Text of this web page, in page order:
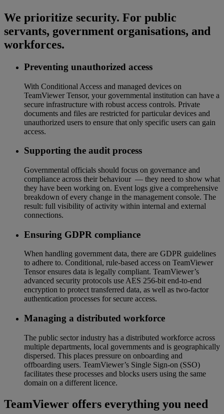
We prioritize security. For public
servants, government organisations, and
workforces.
Preventing unauthorized access
With Conditional Access and managed devices on
TeamViewer Tensor, your governmental institution can have a
secure infrastructure with robust access controls. Private
documents and files are restricted for particular devices and
unauthorized users to ensure that only specific users can gain
access.
Supporting the audit process
Governmental officials should focus on governance and
compliance across their behaviour — they need to show what
they have been working on. Event logs give a comprehensive
breakdown of every change in the management console. The
result: full visibility of activity within internal and external
connections.
Ensuring GDPR compliance
When handling government data, there are GDPR guidelines
to adhere to. Conditional, rule-based access on TeamViewer
Tensor ensures data is legally compliant. TeamViewer’s
advanced security protocols use AES 256-bit end-to-end
encryption to protect transferred data, as well as two-factor
authentication processes for secure access.
Managing a distributed workforce
The public sector industry has a distributed workforce across
multiple departments, local governments and is geographically
dispersed. This places pressure on onboarding and
offboarding users. TeamViewer’s Single Sign-on (SSO)
facilitates these processes and blocks users using the same
domain on a different licence.
TeamViewer offers everything you need